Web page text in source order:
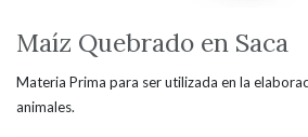
Maíz Quebrado en Saca
Materia Prima para ser utilizada en la
animales.